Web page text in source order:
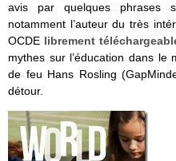
avis par quelques phrases
notamment l’auteur du très
OCDE librement
mythes sur l’éducation dans le
de feu Hans Rosling
détour.